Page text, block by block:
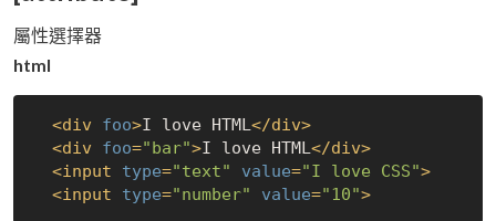
屬性選擇器
html
<div foo>I love HTML</div>
<div foo="bar">I love HTML</div>
<input type="text" value="I love CSS">
<input type="number" value="10">